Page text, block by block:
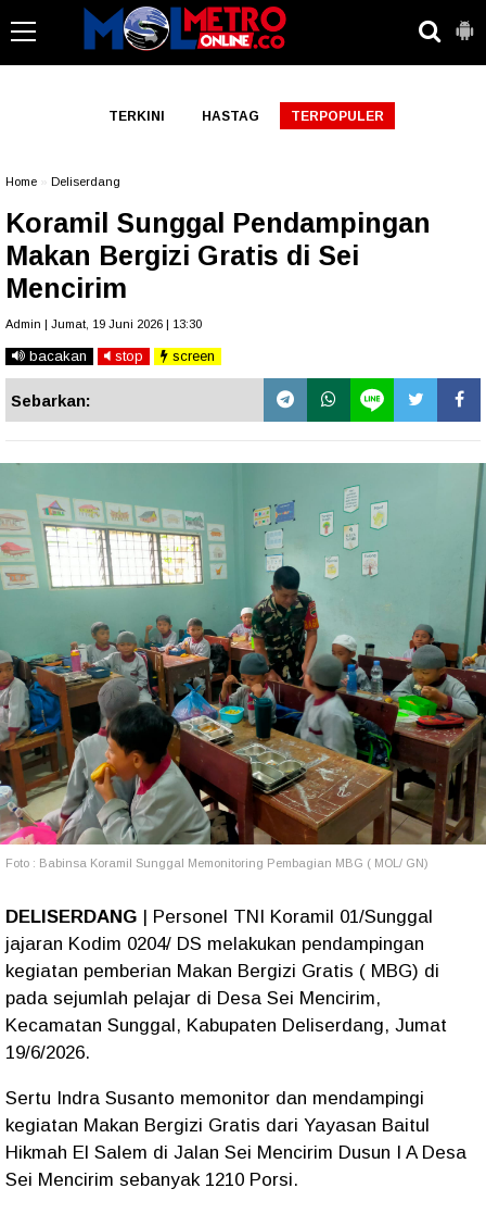
TERKINI HASTAG TERPOPULER
Home Deliserdang
Koramil Sunggal Pendampingan
Makan Bergizi Gratis di Sei
Mencirim
Admin | Jumat, 19 Juni 2026 | 13:30
bacakan stop screen
Sebarkan:
Foto : Babinsa Koramil Sunggal Memonitoring Pembagian MBG ( MOL/ GN)
DELISERDANG | Personel TNI Koramil 01/Sunggal
jajaran Kodim 0204/ DS melakukan pendampingan
kegiatan pemberian Makan Bergizi Gratis ( MBG) di
pada sejumlah pelajar di Desa Sei Mencirim,
Kecamatan Sunggal, Kabupaten Deliserdang, Jumat
19/6/2026.
Sertu Indra Susanto memonitor dan mendampingi
kegiatan Makan Bergizi Gratis dari Yayasan Baitul
Hikmah El Salem di Jalan Sei Mencirim Dusun I A Desa
Sei Mencirim sebanyak 1210 Porsi.